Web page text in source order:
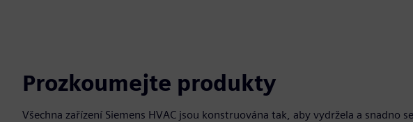
Prozkoumejte produkty
Všechna zařízení Siemens HVAC jsou konstruována tak, aby vydržela a snadno